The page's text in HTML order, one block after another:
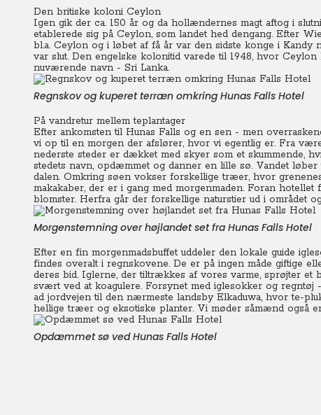
Den britiske koloni Ceylon
Igen gik der ca. 150 år og da hollændernes magt aftog i
etablerede sig på Ceylon, som landet hed dengang. Efter
bl.a. Ceylon og i løbet af få år var den sidste konge i
var slut. Den engelske kolonitid varede til 1948, hvor
nuværende navn - Sri Lanka.
Regnskov og kuperet terræn omkring Hunas Falls Hotel
På vandretur mellem teplantager
Efter ankomsten til Hunas Falls og en sen - men
vi op til en morgen der afslører, hvor vi egentlig er. Fra
nederste steder er dækket med skyer som et skummende,
stedets navn, opdæmmet og danner en lille sø. Vandet
dalen. Omkring søen vokser forskellige træer, hvor
makakaber, der er i gang med morgenmaden. Foran
blomster. Herfra går der forskellige naturstier ud i området
Morgenstemning over højlandet set fra Hunas Falls Hotel
Efter en fin morgenmadsbuffet uddeler den lokale guide
findes overalt i regnskovene. De er på ingen måde giftige
deres bid. Iglerne, der tiltrækkes af vores varme, sprøjter et
svært ved at koagulere. Forsynet med iglesokker og
ad jordvejen til den nærmeste landsby Elkaduwa, hvor te-
hellige træer og eksotiske planter. Vi møder såmænd også
Opdæmmet sø ved Hunas Falls Hotel